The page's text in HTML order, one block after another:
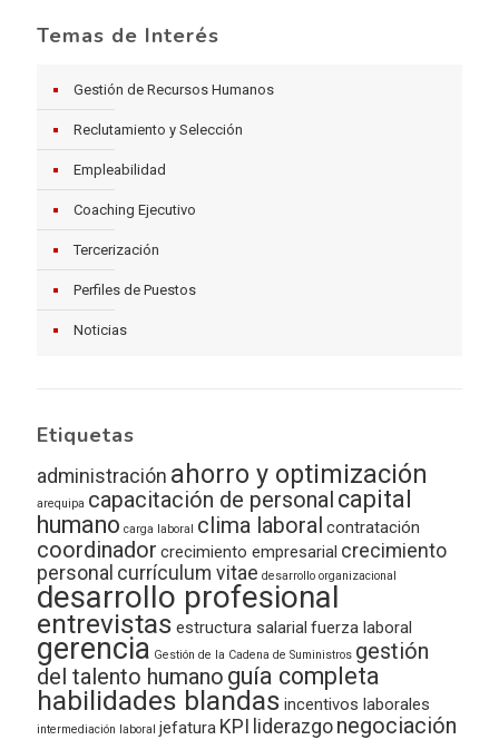
Temas de Interés
Gestión de Recursos Humanos
Reclutamiento y Selección
Empleabilidad
Coaching Ejecutivo
Tercerización
Perfiles de Puestos
Noticias
Etiquetas
administración ahorro y optimización
arequipa capacitación de personal capital
humano carga laboral clima laboral contratación
coordinador crecimiento empresarial crecimiento
personal currículum vitae desarrollo organizacional
desarrollo profesional
entrevistas estructura salarial fuerza laboral
gerencia Gestión de la Cadena de Suministros gestión
del talento humano guía completa
habilidades blandas incentivos laborales
intermediación laboral jefatura KPI liderazgo negociación